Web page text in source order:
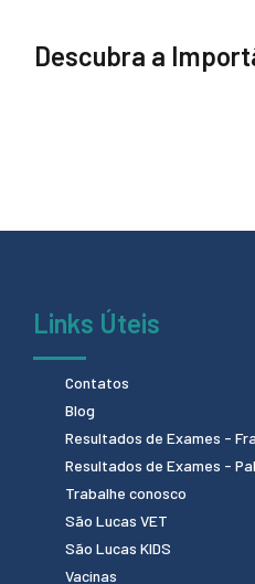
Descubra a
Links Úteis
Contatos
Blog
Resultados de Exames -
Resultados de Exames -
Trabalhe conosco
São Lucas VET
São Lucas KIDS
Vacinas